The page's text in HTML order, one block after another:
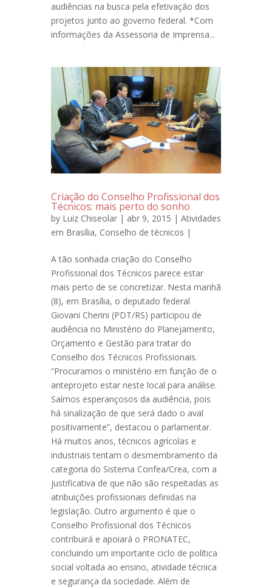
audiências na busca pela efetivação dos
projetos junto ao governo federal. *Com
informações da Assessoria de Imprensa...
Criação do Conselho Profissional dos
Técnicos: mais perto do sonho
by Luiz Chiseolar | abr 9, 2015 | Atividades
em Brasília, Conselho de técnicos |
A tão sonhada criação do Conselho
Profissional dos Técnicos parece estar
mais perto de se concretizar. Nesta manhã
(8), em Brasília, o deputado federal
Giovani Cherini (PDT/RS) participou de
audiência no Ministério do Planejamento,
Orçamento e Gestão para tratar do
Conselho dos Técnicos Profissionais.
“Procuramos o ministério em função de o
anteprojeto estar neste local para análise.
Saímos esperançosos da audiência, pois
há sinalização de que será dado o aval
positivamente”, destacou o parlamentar.
Há muitos anos, técnicos agrícolas e
industriais tentam o desmembramento da
categoria do Sistema Confea/Crea, com a
justificativa de que não são respeitadas as
atribuições profissionais definidas na
legislação. Outro argumento é que o
Conselho Profissional dos Técnicos
contribuirá e apoiará o PRONATEC,
concluindo um importante ciclo de política
social voltada ao ensino, atividade técnica
e segurança da sociedade. Além de